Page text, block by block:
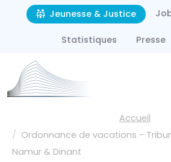
Aller au contenu principal
SecondJeunesse & Justice
Statistiques Presse
Fil d'ArianeAccueil
Ordonnance de vacations -
Namur & Dinant